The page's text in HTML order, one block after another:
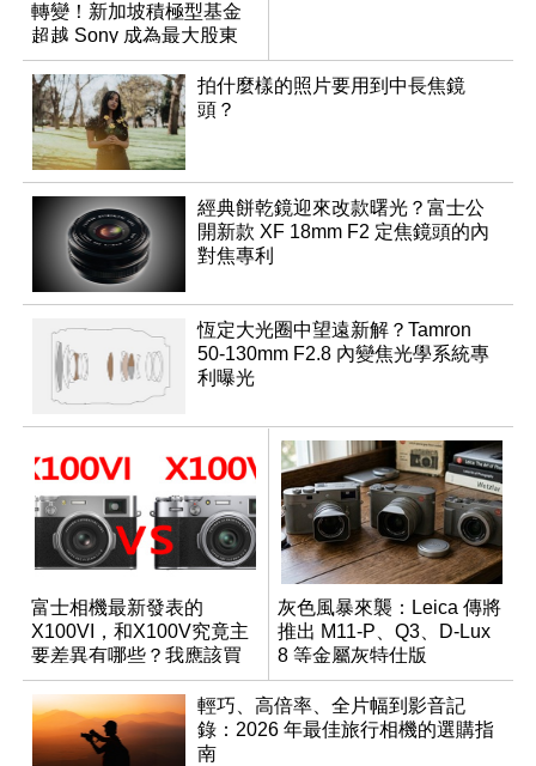
轉變！新加坡積極型基金
超越 Sony 成為最大股東
拍什麼樣的照片要用到中長焦鏡
頭？
經典餅乾鏡迎來改款曙光？富士公
開新款 XF 18mm F2 定焦鏡頭的內
對焦專利
恆定大光圈中望遠新解？Tamron
50-130mm F2.8 內變焦光學系統專
利曝光
富士相機最新發表的
X100VI，和X100V究竟主
要差異有哪些？我應該買
哪一台？
灰色風暴來襲：Leica 傳將
推出 M11-P、Q3、D-Lux
8 等金屬灰特仕版
輕巧、高倍率、全片幅到影音記
錄：2026 年最佳旅行相機的選購指
南